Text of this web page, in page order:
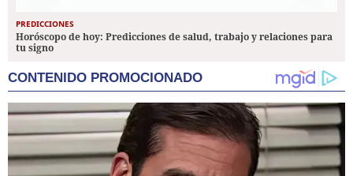
PREDICCIONES
Horóscopo de hoy: Predicciones de salud, trabajo y relaciones para
tu signo
CONTENIDO PROMOCIONADO